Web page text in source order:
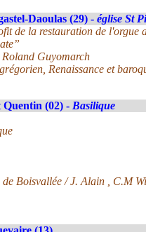
Daoulas (29) - église St
de la restauration de l'orgue
Guyomarch
Renaissance et
Quentin (02) - Basilique
Boisvallée / J. Alain , C.M